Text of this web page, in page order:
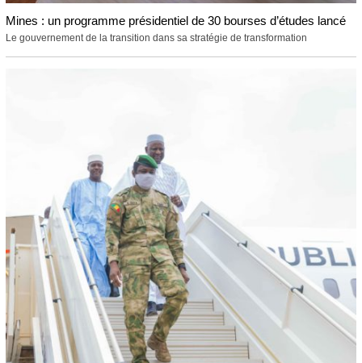
Mines : un programme présidentiel de 30 bourses d’études lancé
Le gouvernement de la transition dans sa stratégie de transformation